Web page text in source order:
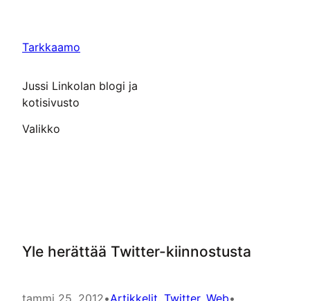
Tarkkaamo
Jussi Linkolan blogi ja
kotisivusto
Valikko
Yle herättää Twitter-kiinnostusta
tammi 25, 2012•Artikkelit, Twitter, Web•